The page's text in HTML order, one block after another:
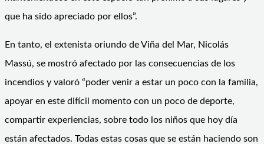
que ha sido apreciado por ellos”.
En tanto, el extenista oriundo de Viña del Mar, Nicolás
Massú, se mostró afectado por las consecuencias de los
incendios y valoró “poder venir a estar un poco con la familia,
apoyar en este difícil momento con un poco de deporte,
compartir experiencias, sobre todo los niños que hoy día
están afectados. Todas estas cosas que se están haciendo son